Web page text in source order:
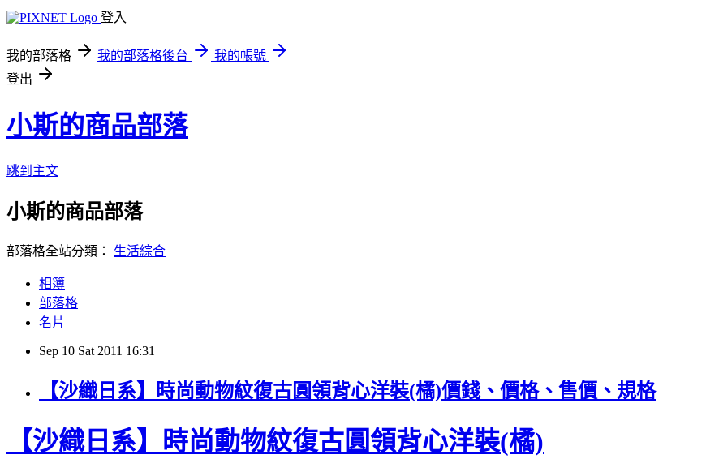
登入
我的部落格 我的部落格後台
我的帳號
登出
小斯的商品部落
跳到主文
小斯的商品部落
部落格全站分類： 生活綜合
相簿
部落格
名片
Sep 10 Sat 2011 16:31
【沙織日系】時尚動物紋復古圓領背心洋裝(橘)價錢、價格、售價、規格
【沙織日系】時尚動物紋復古圓領背心洋裝(橘)